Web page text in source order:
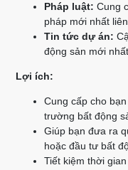
Pháp luật: Cung
pháp mới nhất
Tin tức dự án:
động sản mới
Lợi ích:
Cung cấp cho
trường bất động
Giúp bạn đưa ra
hoặc đầu tư bất
Tiết kiệm thời